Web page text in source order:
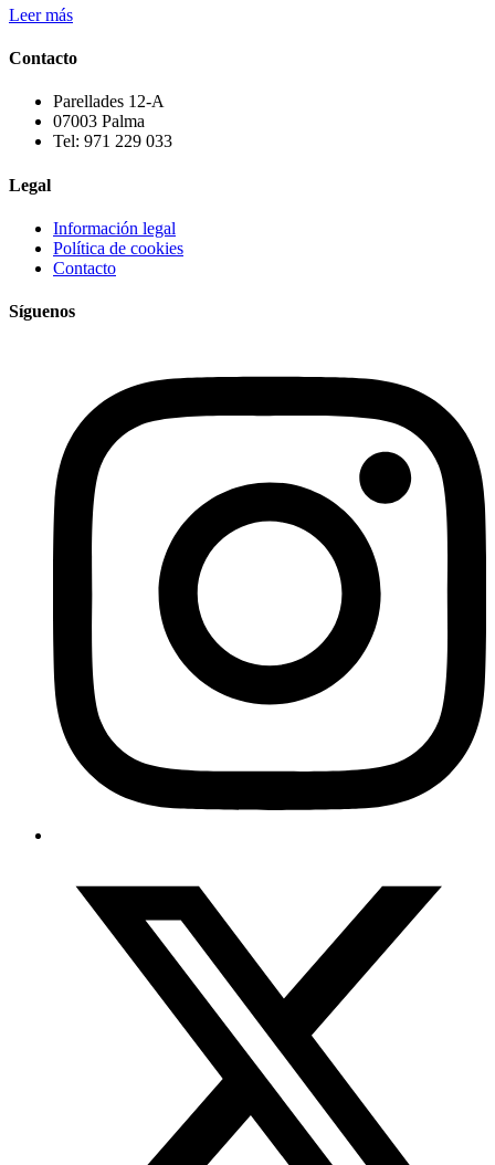
Leer más
Contacto
Parellades 12-A
07003 Palma
Tel: 971 229 033
Legal
Información legal
Política de cookies
Contacto
Síguenos